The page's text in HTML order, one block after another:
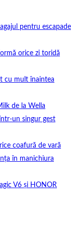
pentru escapade
orice zi toridă
cu mult înaintea
de la Wella
un singur gest
coafură de vară
în manichiura
V6 și HONOR